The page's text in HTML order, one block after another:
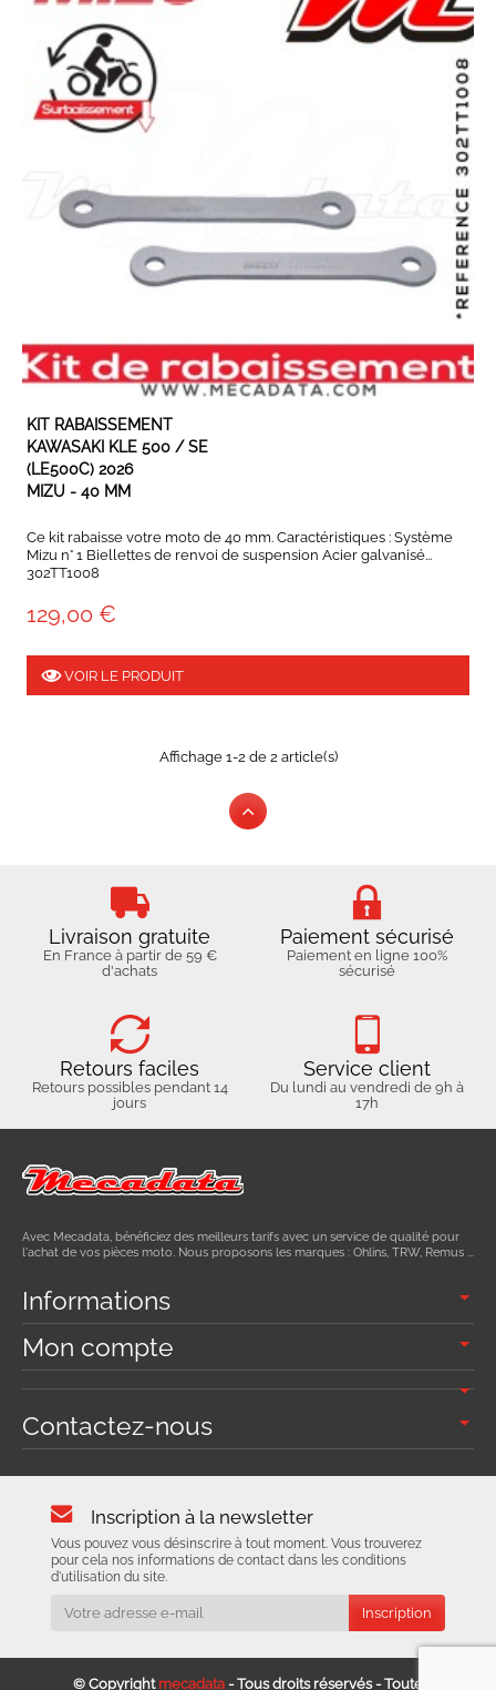
KIT RABAISSEMENT
KAWASAKI KLE 500 / SE
(LE500C) 2026
MIZU - 40 MM
Ce kit rabaisse votre moto de 40 mm. Caractéristiques : Système
Mizu n° 1 Biellettes de renvoi de suspension Acier galvanisé...
302TT1008
129,00 €
VOIR LE PRODUIT
Affichage 1-2 de 2 article(s)
Livraison gratuite
En France à partir de 59 €
d'achats
Paiement sécurisé
Paiement en ligne 100%
sécurisé
Retours faciles
Retours possibles pendant 14
jours
Service client
Du lundi au vendredi de 9h à
17h
Avec Mecadata, bénéficiez des meilleurs tarifs avec un service de qualité pour
l'achat de vos pièces moto. Nous proposons les marques : Ohlins, TRW, Remus ...
Informations
Mon compte
Contactez-nous
Inscription à la newsletter
Vous pouvez vous désinscrire à tout moment. Vous trouverez
pour cela nos informations de contact dans les conditions
d'utilisation du site.
© Copyright mecadata - Tous droits réservés - Toute